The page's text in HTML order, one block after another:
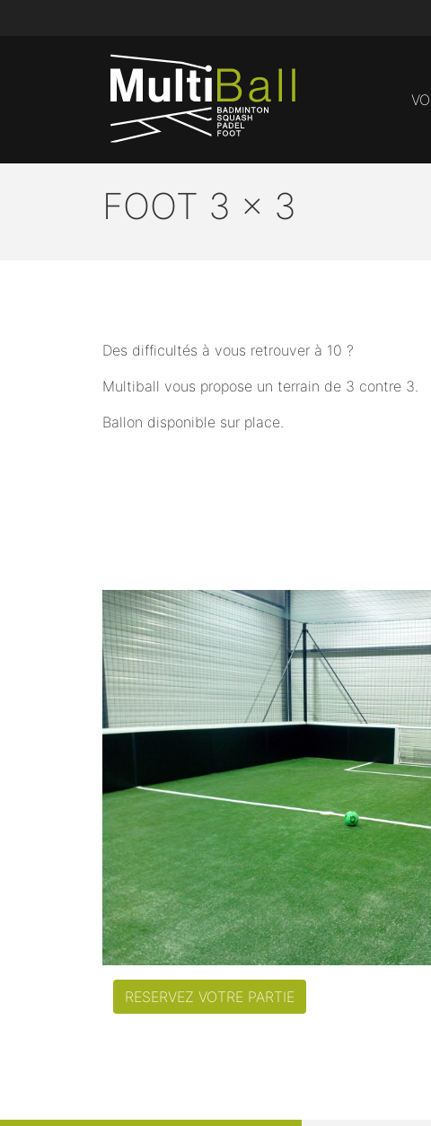
FOOT 3 x 3
Des difficultés à vous retrouver à 10 ?
Multiball vous propose un terrain de 3 contre 3.
Ballon disponible sur place.
RESERVEZ VOTRE PARTIE